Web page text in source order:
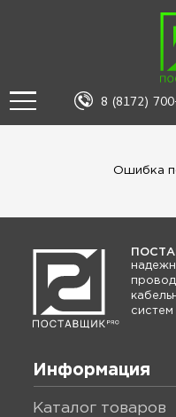
8 (8172)
Ошибка
Информация
каталог товаров